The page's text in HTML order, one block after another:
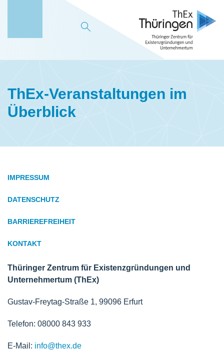
ThEx-Veranstaltungen im
Überblick
IMPRESSUM
DATENSCHUTZ
BARRIEREFREIHEIT
KONTAKT
Thüringer Zentrum für Existenzgründungen und
Unternehmertum (ThEx)
Gustav-Freytag-Straße 1, 99096 Erfurt
Telefon: 08000 843 933
E-Mail: info@thex.de